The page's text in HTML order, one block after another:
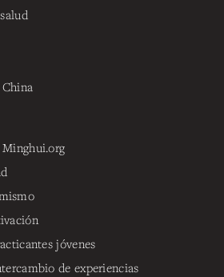
jóvenes
de experiencias